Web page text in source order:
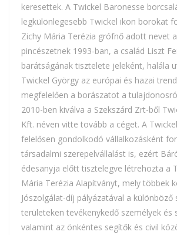
keresettek. A Twickel Baronesse
legkülönlegesebb Twickel ikon borokat
Zichy Mária Terézia grófnő adott nevet
pincészetnek 1993-ban, a család Liszt
barátságának tisztelete jeleként, halála
Twickel György az európai és hazai
megfelelően a borászatot a
2010-ben kiválva a Szekszárd Zrt-ből
Kft. néven vitte tovább a céget. A
felelősen gondolkodó vállalkozásként
társadalmi szerepelvállalást is, ezért
édesanyja előtt tisztelegve létrehozta a
Mária Terézia Alapítványt, mely többek
Jószolgálat-díj pályázatával a különböző
területeken tevékenykedő személyek és
valamint az önkéntes segítők és civil